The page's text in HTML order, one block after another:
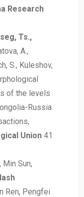
Research
Ts.,
A.,
S., Kuleshov,
of the levels
Russia
Union 41
Min Sun,
Ren, Pengfei